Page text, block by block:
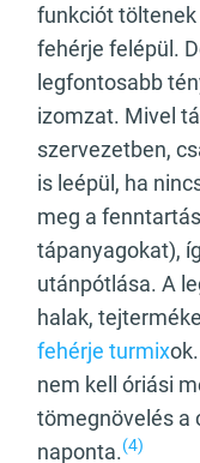
funkciót töltenek
fehérje felépül.
legfontosabb
izomzat. Mivel
szervezetben,
is leépül, ha
meg a
tápanyagokat),
utánpótlása. A
halak,
fehérje turmix
nem kell óriási
tömegnövelés a
naponta.(4)